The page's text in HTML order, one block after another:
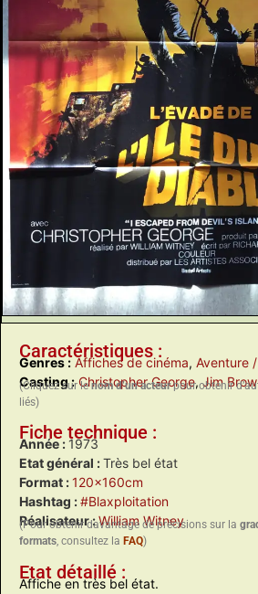
Caractéristiques :
Genres : Affiches de cinéma, Aventure
Casting : Christopher George,Jim
(Cliquez sur lenom d’un acteurpour obtenir
liés)
Fiche technique :
Année : 1973
Etat général :Très bel état
Format :120x160cm
Hashtag :#Blaxploitation
Réalisateur :William Witney
(Pour obtenir davantage de précisions sur la
formats, consultez la FAQ)
Etat détaillé :
Affiche en très bel état.